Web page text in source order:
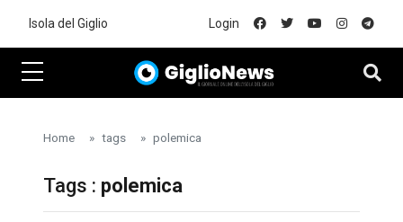
Isola del Giglio Login
Home tags polemica
Tags : polemica